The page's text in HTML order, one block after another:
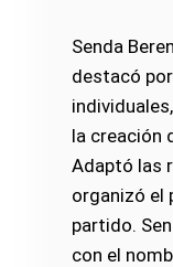
Senda
destacó
la creación
Adaptó las
organizó el
partido.
con el